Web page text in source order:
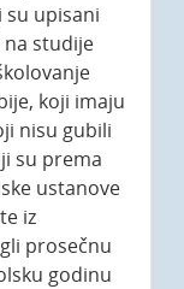
su upisani
studije
koji imaju
nisu gubili
su prema
ustanove
iz
prosečnu
godinu